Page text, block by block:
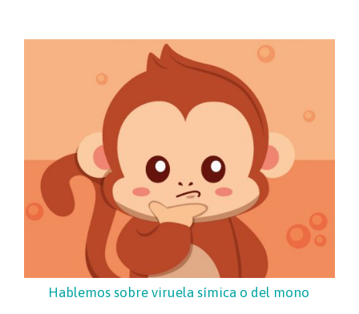
Hablemos sobre viruela símica o del mono